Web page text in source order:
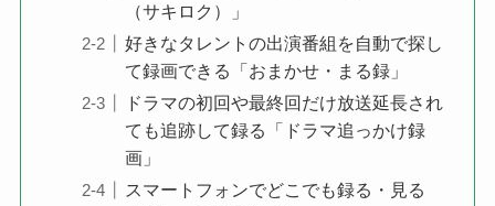
（サキロク）」
好きなタレントの出演番組を自動で探し
て録画できる「おまかせ・まる録」
ドラマの初回や最終回だけ放送延長され
ても追跡して録る「ドラマ追っかけ録
画」
スマートフォンでどこでも録る・見る